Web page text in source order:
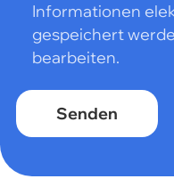
Informationen
gespeichert
bearbeiten.